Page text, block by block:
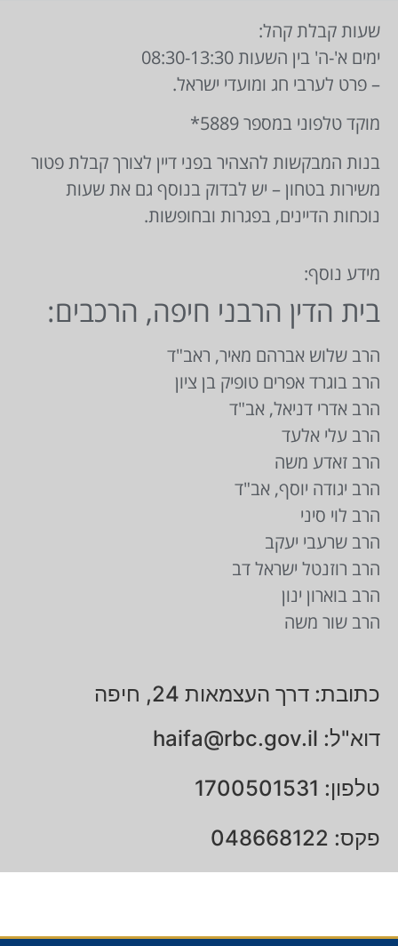
שעות קבלת קהל:
ימים א'-ה' בין השעות 08:30-13:30
– פרט לערבי חג ומועדי ישראל.
מוקד טלפוני במספר 5889*
בנות המבקשות להצהיר בפני דיין לצורך קבלת פטור
משירות בטחון – יש לבדוק בנוסף גם את שעות
נוכחות הדיינים, בפגרות ובחופשות.
מידע נוסף:
בית הדין הרבני חיפה, הרכבים:
הרב שלוש אברהם מאיר, ראב"ד
הרב בוגרד אפרים טופיק בן ציון
הרב אדרי דניאל, אב"ד
הרב עלי אלעד
הרב זאדע משה
הרב יגודה יוסף, אב"ד
הרב לוי סיני
הרב שרעבי יעקב
הרב רוזנטל ישראל דב
הרב בוארון ינון
הרב שור משה
כתובת: דרך העצמאות 24, חיפה
דוא"ל: haifa@rbc.gov.il
טלפון: 1700501531
פקס: 048668122